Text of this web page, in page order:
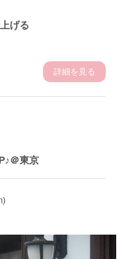
げる
詳細を見る
＠東京